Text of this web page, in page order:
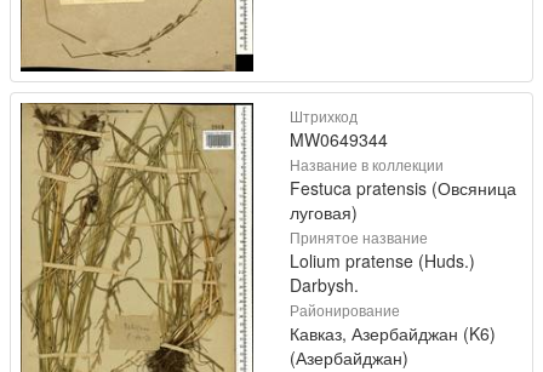
Штрихкод
MW0649344
Название в коллекции
Festuca pratensis (Овсяница
луговая)
Принятое название
Lolium pratense (Huds.)
Darbysh.
Районирование
Кавказ, Азербайджан (K6)
(Азербайджан)